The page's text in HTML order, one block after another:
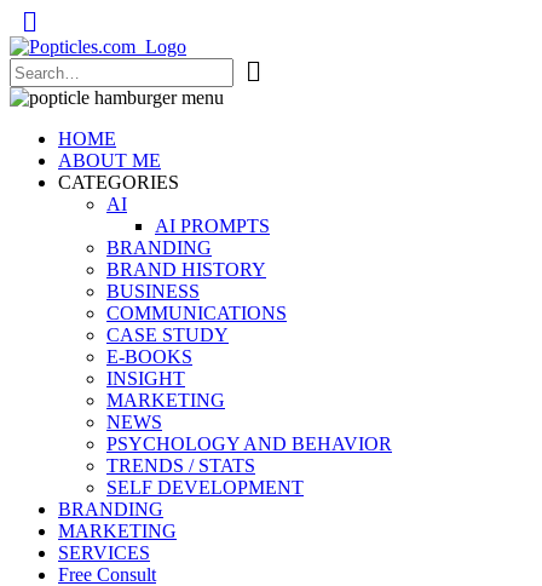
Popticles.com
HOME
ABOUT ME
CATEGORIES
AI
AI PROMPTS
BRANDING
BRAND HISTORY
BUSINESS
COMMUNICATIONS
CASE STUDY
E-BOOKS
INSIGHT
MARKETING
NEWS
PSYCHOLOGY AND BEHAVIOR
TRENDS / STATS
SELF DEVELOPMENT
BRANDING
MARKETING
SERVICES
Free Consult